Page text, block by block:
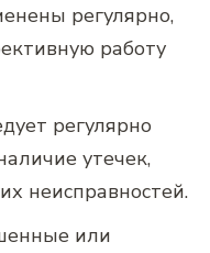
регулярно,
работу
регулярно
утечек,
неисправностей.
или